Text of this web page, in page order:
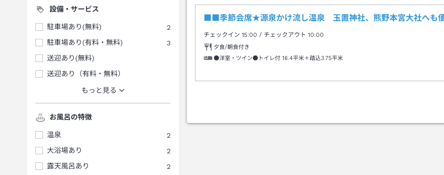
設備・サービス
駐車場あり(無料)
2
駐車場あり(有料・無料)
3
送迎あり(無料)
送迎あり（有料・無料）
もっと見る
お風呂の特徴
温泉
2
大浴場あり
2
露天風呂あり
2
■■季節会席★源泉かけ流し温泉 玉置神社、熊野本宮大社へも便
チェックイン15:00 / チェックアウト 10:00
夕食/朝食付き
●洋室・ツイン●トイレ付 16.4平米＋踏込3.75平米